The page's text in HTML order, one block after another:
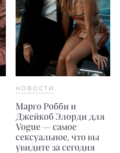
НОВОСТИ
Марго Робби и
Джейкоб Элорди для
Vogue — самое
сексуальное, что вы
увидите за сегодня